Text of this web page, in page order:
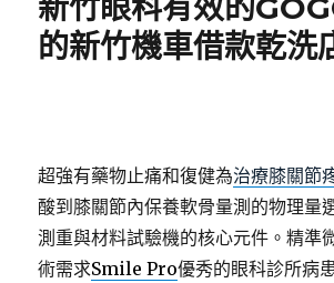
新竹眼科有效的
的新竹機車借款乾洗
超強有藥物止痛和復健為治療膝關節
酸到膝關節內保養軟骨量測的物理量
測重與材料試驗機的核心元件。精準
術需求Smile Pro優秀的眼科診所病